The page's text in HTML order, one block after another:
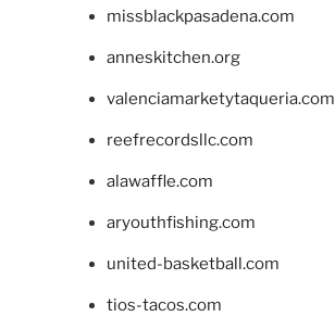
missblackpasadena.com
anneskitchen.org
valenciamarketytaqueria.com
reefrecordsllc.com
alawaffle.com
aryouthfishing.com
united-basketball.com
tios-tacos.com